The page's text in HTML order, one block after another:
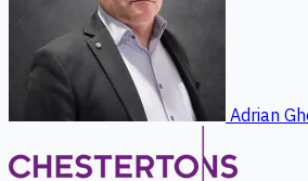
Adrian